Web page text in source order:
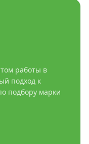
работы в
подход к
подбору марки